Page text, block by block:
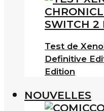
Test de
Definitive
Edition
NOUVELLES